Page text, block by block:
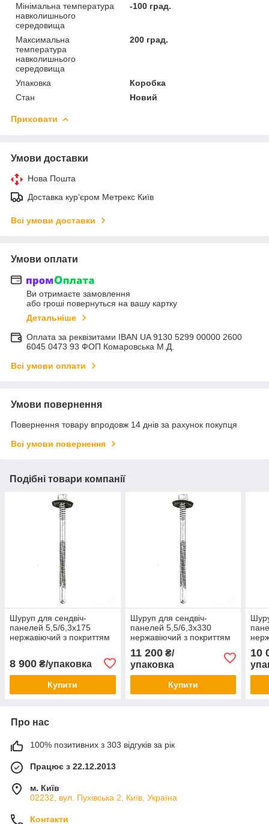
Мінімальна температура
навколишнього
середовища
-100 град.
Максимальна
температура
навколишнього
середовища
200 град.
Упаковка
Коробка
Стан
Новий
Приховати
Умови доставки
Нова Пошта
Доставка курʼєром Метрекс Київ
Всі умови доставки
Умови оплати
Ви отримаєте замовлення
або гроші повернуться на вашу картку
Детальніше
Оплата за реквізитами IBAN UA 9130 5299 00000 2600
6045 0473 93 ФОП Комаровська М.Д.
Всі умови оплати
Умови повернення
Повернення товару впродовж 14 днів за рахунок покупця
Всі умови повернення
Подібні товари компанії
Шуруп для сендвіч-
панелей 5,5/6,3х175
нержавіючий з покриттям
8 900 ₴/упаковка
Купити
Шуруп для сендвіч-
панелей 5,5/6,3х330
нержавіючий з покриттям
11 200₴/
упаковка
Купити
10
Про нас
100% позитивних з 303 відгуків за рік
Працює з 22.12.2013
м. Київ
02232, вул. Пухівська 2, Київ, Україна
Контакти